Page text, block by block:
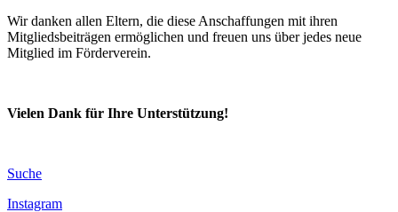
Wir danken allen Eltern, die diese Anschaffungen mit ihren
Mitgliedsbeiträgen ermöglichen und freuen uns über jedes neue
Mitglied im Förderverein.
Vielen Dank für Ihre Unterstützung!
Suche
Instagram